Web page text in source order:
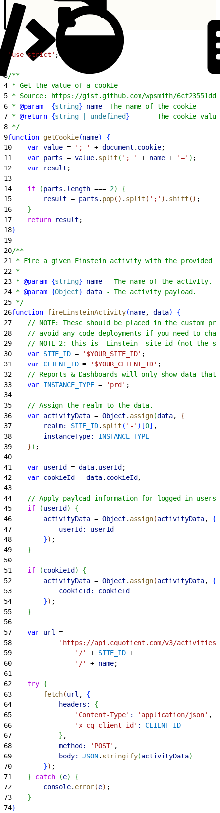
'use strict' ;
3/**
4 * Get the value of a cookie
5 * Source: https://gist.github.com/wpsmith/
6 * @param {string} name
  The name of the cookie
7 * @return {string | undefined}
       The cookie value
8 */
9function getCookie(name)
{
10
    var
value = '; ' + document . cookie;
11
    var
parts = value. split ( '; ' + name + '=' ) ;
12
    var
result ;
13
14
    if
(parts . length === 2)
{
15
        result
= parts . pop( ) . split ( ';' ) . shift ( ) ;
16
}
17
    return
result ;
18}
19
20/**
21
* Fire a given Einstein activity with the provided
22 *
23 * @param {string} name - The name of the activity.
24 * @param {Object} data - The activity payload.
25 */
26function fireEinsteinActivity(name, data)
{
27
// NOTE: These should be placed in the custom
28
// avoid any code deployments if you need to
29
// NOTE 2: this is _Einstein_ site id (not the
30
    var
SITE_ID = '$YOUR_SITE_ID' ;
31
    var
CLIENT_ID = '$YOUR_CLIENT_ID' ;
32
// Reports & Dashboards will only show data
33
    var
INSTANCE_TYPE = 'prd' ;
34
35
    // Assign the realm to the data.
36
    var
activityData = Object . assign(data, {
37
        realm:
SITE_ID. split ( '-' ) [0] ,
38
        instanceType:
INSTANCE_TYPE
39
}) ;
40
41
    var
userId = data. userId ;
42
    var
cookieId = data. cookieId ;
43
44
    // Apply payload information for logged in users.
45
    if
(userId )
{
46
        activityData
= Object . assign(activityData, {
47
            userId:
userId
48
}) ;
49
}
50
51
    if
(cookieId )
{
52
        activityData
= Object . assign(activityData, {
53
            cookieId:
cookieId
54
}) ;
55
}
56
57
    var
url
=
58
            'https://api.cquotient.com/v3/activities'
59
                '/'
+ SITE_ID +
60
                '/'
+ name;
61
62
    try
{
63
        fetch
(url , {
64
            headers:
{
65
                'Content-Type'
: 'application/json' ,
66
                'x-cq-client-id'
:
CLIENT_ID
67
} ,
68
            method:
'POST' ,
69
            body:
JSON. stringify(activityData)
70
}) ;
71
} catch (e)
{
72
        console
. error(e) ;
73
}
74}